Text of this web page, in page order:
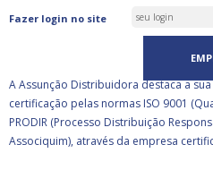
Fazer login no site
ASSUNÇÃO DISTRIBUIDORA
CERTIFICADA PELA BSI
A Assunção Distribuidora destaca a
certificação pelas normas ISO 9001
PRODIR (Processo Distribuição
Associquim), através da empresa